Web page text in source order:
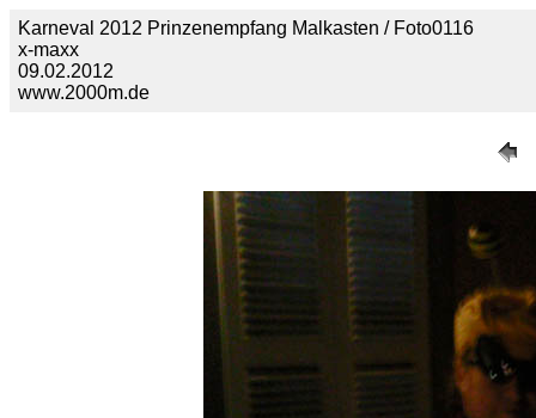
Karneval 2012 Prinzenempfang Malkasten / Foto0116
x-maxx
09.02.2012
www.2000m.de